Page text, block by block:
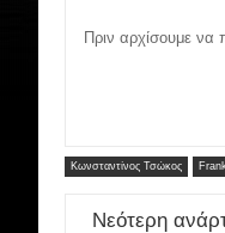
Πριν αρχίσουμε να
Κωνσταντίνος Τσώκος
Νεότερη